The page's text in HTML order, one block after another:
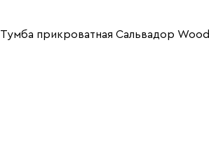
Тумба прикроватная Сальвадор Wood